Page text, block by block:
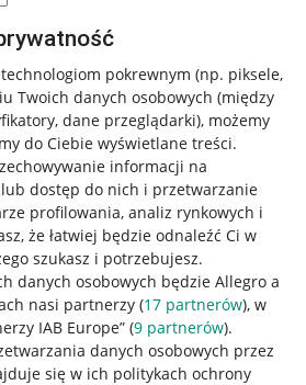
pokrewnym (np. piksele,
Twoich danych osobowych (między
dane przeglądarki), możemy
do Ciebie wyświetlane treści.
informacji na
dostęp do nich i przetwarzanie
profilowania, analiz rynkowych i
że łatwiej będzie odnaleźć Ci w
szukasz i potrzebujesz.
danych osobowych będzie Allegro a
nasi partnerzy (17 partnerów), w
IAB Europe” (9 partnerów).
danych osobowych przez
się w ich politykach ochrony